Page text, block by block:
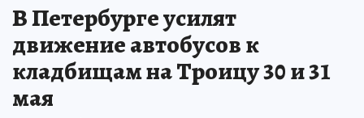
В Петербурге усилят
движение автобусов к
кладбищам на Троицу 30 и 31
мая